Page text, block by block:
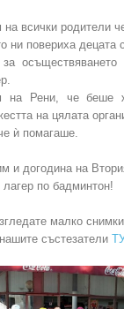
всички родители
ни повериха децата
на Рени, че беше
на цялата
ѝ помагаше.
и догодина на
по бадминтон!
малко
състезатели